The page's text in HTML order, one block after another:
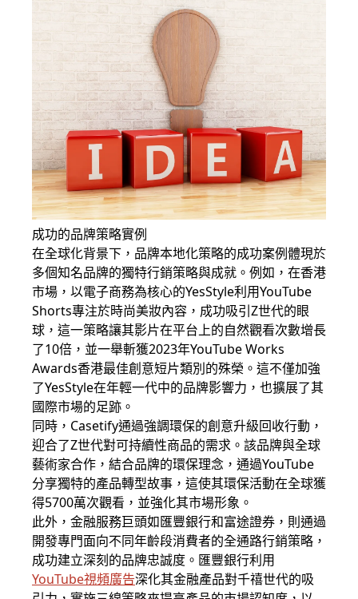
成功的品牌策略實例
在全球化背景下，品牌本地化策略的成功案例體現於
多個知名品牌的獨特行銷策略與成就。例如，在香港
市場，以電子商務為核心的YesStyle利用YouTube
Shorts專注於時尚美妝內容，成功吸引Z世代的眼
球，這一策略讓其影片在平台上的自然觀看次數增長
了10倍，並一舉斬獲2023年YouTube Works
Awards香港最佳創意短片類別的殊榮。這不僅加強
了YesStyle在年輕一代中的品牌影響力，也擴展了其
國際市場的足跡。
同時，Casetify通過強調環保的創意升級回收行動，
迎合了Z世代對可持續性商品的需求。該品牌與全球
藝術家合作，結合品牌的環保理念，通過YouTube
分享獨特的產品轉型故事，這使其環保活動在全球獲
得5700萬次觀看，並強化其市場形象。
此外，金融服務巨頭如匯豐銀行和富途證券，則通過
開發專門面向不同年齡段消費者的全通路行銷策略，
成功建立深刻的品牌忠誠度。匯豐銀行利用
YouTube視頻廣告深化其金融產品對千禧世代的吸